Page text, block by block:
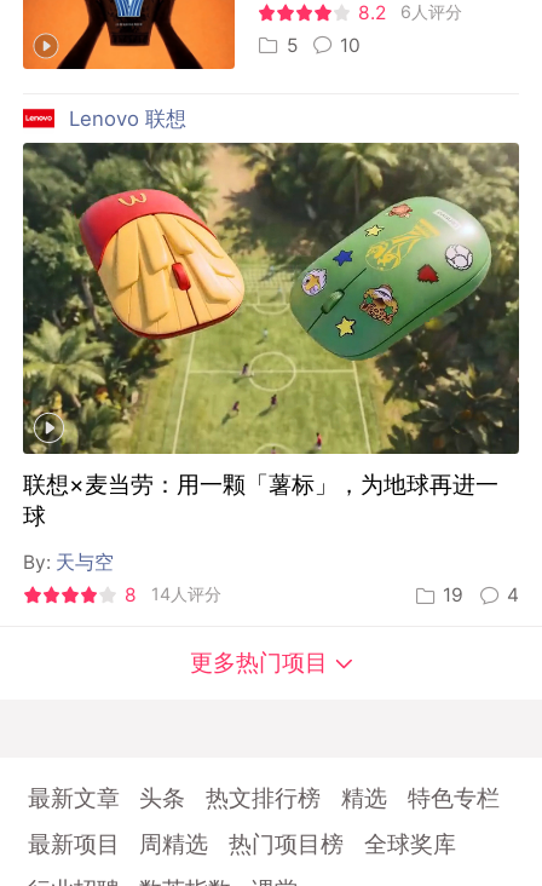
8.2 6人评分
5 10
Lenovo 联想
联想×麦当劳：用一颗「薯标」，为地球再进一
球
By: 天与空
8
14人评分 19 4
更多热门项目
最新文章 头条 热文排行榜 精选
特色专栏
最新项目
周精选 热门项目榜
全球奖库